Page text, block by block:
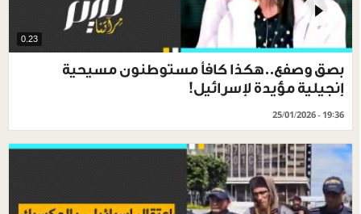
0.23
بصق وصفع..هكذا كافأ مستوطنون مسيحية
إنجيلية مؤيدة لإسرائيل!
25/01/2026 - 19:36